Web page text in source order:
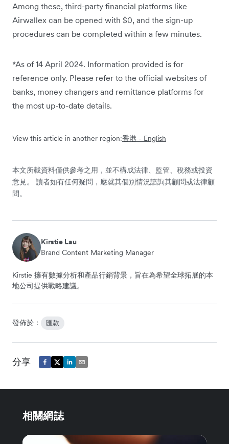
Among these, third-party financial platforms like
Airwallex can be opened with $0, and the sign-up
procedures can be completed within a few minutes.
*As of 14 April 2024. Information provided is for
reference only. Please refer to the official websites of
banks, money changers and remittance platforms for
the most up-to-date details.
View this article in another region:香港 - English
本文所載資料僅供參考之用，並不構成法律、監管、稅務或投資
意見。 讀者如有任何疑問，應就其個別情況諮詢其顧問或法律顧
問。
Kirstie Lau
Brand Content Marketing Manager
Kirstie 擁有數據分析和產品行銷背景，旨在為希望全球拓展的本
地公司提供戰略建議。
發佈於： 匯款
分享
相關網誌